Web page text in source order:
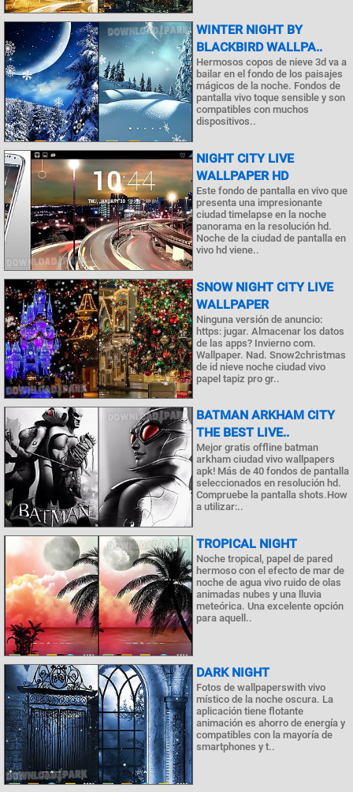
WINTER NIGHT BY
BLACKBIRD WALLPA..
Hermosos copos de nieve 3d va a
bailar en el fondo de los paisajes
mágicos de la noche. Fondos de
pantalla vivo toque sensible y son
compatibles con muchos
dispositivos..
NIGHT CITY LIVE
WALLPAPER HD
Este fondo de pantalla en vivo que
presenta una impresionante
ciudad timelapse en la noche
panorama en la resolución hd.
Noche de la ciudad de pantalla en
vivo hd viene..
SNOW NIGHT CITY LIVE
WALLPAPER
Ninguna versión de anuncio:
https: jugar. Almacenar los datos
de las apps? Invierno com.
Wallpaper. Nad. Snow2christmas
de id nieve noche ciudad vivo
papel tapiz pro gr..
BATMAN ARKHAM CITY
THE BEST LIVE..
Mejor gratis offline batman
arkham ciudad vivo wallpapers
apk! Más de 40 fondos de pantalla
seleccionados en resolución hd.
Compruebe la pantalla shots.How
a utilizar:..
TROPICAL NIGHT
Noche tropical, papel de pared
hermoso con el efecto de mar de
noche de agua vivo ruido de olas
animadas nubes y una lluvia
meteórica. Una excelente opción
para aquell..
DARK NIGHT
Fotos de wallpaperswith vivo
místico de la noche oscura. La
aplicación tiene flotante
animación es ahorro de energía y
compatibles con la mayoría de
smartphones y t..